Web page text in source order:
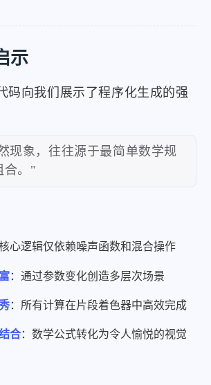
示
码向我们展示了程序化生成的强
现象，往往源于最简单数学规
合。"
心逻辑仅依赖噪声函数和混合操作
：通过参数变化创造多层次场景
：所有计算在片段着色器中高效完成
合：数学公式转化为令人愉悦的视觉